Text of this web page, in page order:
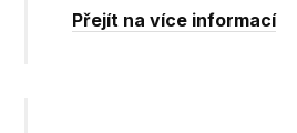
Přejít na více informací